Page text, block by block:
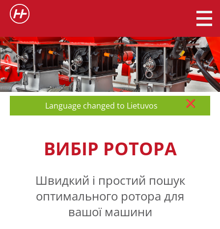
❌
Language changed to Lietuvos
ВИБІР РОТОРА
Швидкий і простий пошук
оптимального ротора для
вашої машини